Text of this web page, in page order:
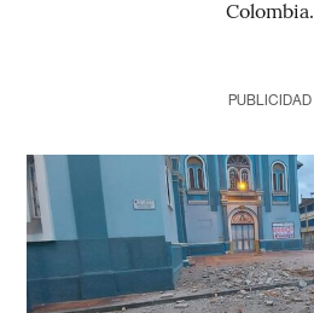
Colombia.
PUBLICIDAD